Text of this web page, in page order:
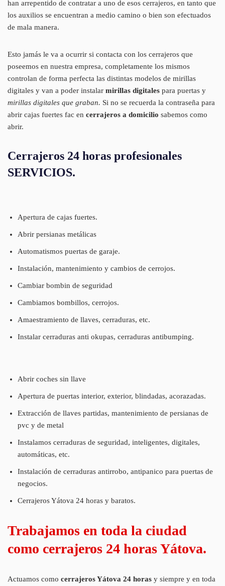
han arrepentido de contratar a uno de esos cerrajeros, en tanto que
los auxilios se encuentran a medio camino o bien son efectuados
de mala manera.
Esto jamás le va a ocurrir si contacta con los cerrajeros que
poseemos en nuestra empresa, completamente los mismos
controlan de forma perfecta las distintas modelos de mirillas
digitales y van a poder instalar mirillas digitales para puertas y
mirillas digitales que graban. Si no se recuerda la contraseña para
abrir cajas fuertes fac en cerrajeros a domicilio sabemos como
abrir.
Cerrajeros 24 horas profesionales
SERVICIOS.
Apertura de cajas fuertes.
Abrir persianas metálicas
Automatismos puertas de garaje.
Instalación, mantenimiento y cambios de cerrojos.
Cambiar bombin de seguridad
Cambiamos bombillos, cerrojos.
Amaestramiento de llaves, cerraduras, etc.
Instalar cerraduras anti okupas, cerraduras antibumping.
Abrir coches sin llave
Apertura de puertas interior, exterior, blindadas, acorazadas.
Extracción de llaves partidas, mantenimiento de persianas de
pvc y de metal
Instalamos cerraduras de seguridad, inteligentes, digitales,
automáticas, etc.
Instalación de cerraduras antirrobo, antipanico para puertas de
negocios.
Cerrajeros Yátova 24 horas y baratos.
Trabajamos en toda la ciudad
como cerrajeros 24 horas Yátova.
Actuamos como cerrajeros Yátova 24 horas y siempre y en toda